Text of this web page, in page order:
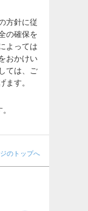
方針に従
の確保を
よっては
おかけい
ては、ご
ます。
のトップへ